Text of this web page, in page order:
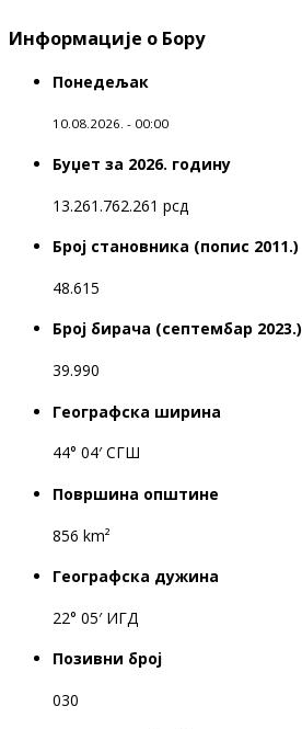
Информације о Бору
Понедељак
10.08.2026. - 00:00
Буџет за 2026. годину
13.261.762.261 рсд
Број становника (попис 2011.)
48.615
Број бирача (септембар 2023.)
39.990
Географска ширина
44° 04′ СГШ
Површина општине
856 km²
Географска дужина
22° 05′ ИГД
Позивни број
030